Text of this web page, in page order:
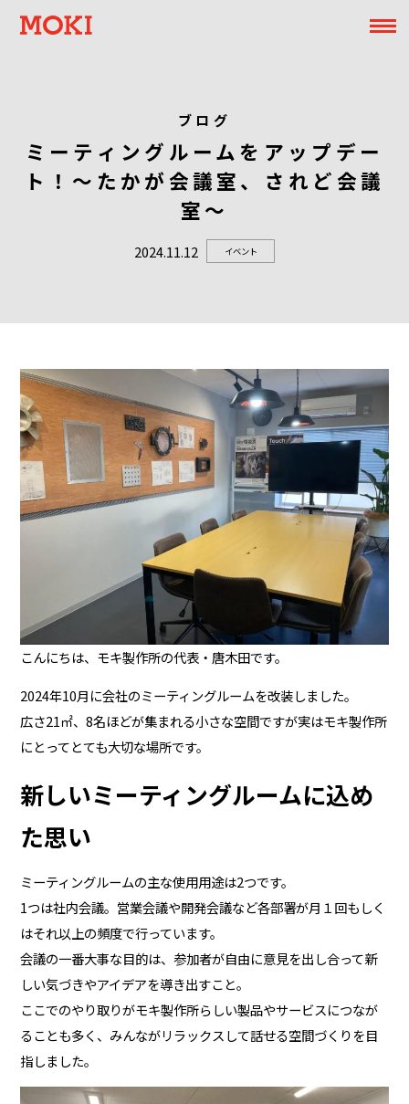
ブログ
ミーティングルームをアップデー
ト！～たかが会議室、されど会議
室～
2024.11.12 イベント
こんにちは、モキ製作所の代表・唐木田です。
2024年10月に会社のミーティングルームを改装しました。
広さ21㎡、8名ほどが集まれる小さな空間ですが実はモキ製作所
にとってとても大切な場所です。
新しいミーティングルームに込め
た思い
ミーティングルームの主な使用用途は2つです。
1つは社内会議。営業会議や開発会議など各部署が月１回もしく
はそれ以上の頻度で行っています。
会議の一番大事な目的は、参加者が自由に意見を出し合って新
しい気づきやアイデアを導き出すこと。
ここでのやり取りがモキ製作所らしい製品やサービスにつなが
ることも多く、みんながリラックスして話せる空間づくりを目
指しました。